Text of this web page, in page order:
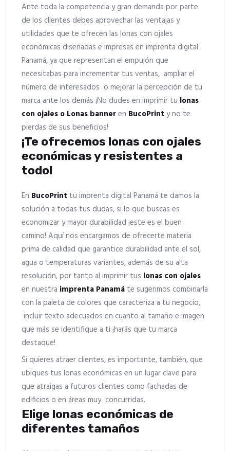
Ante toda la competencia y gran demanda por parte
de los clientes debes aprovechar las ventajas y
utilidades que te ofrecen las lonas con ojales
económicas diseñadas e impresas en imprenta digital
Panamá, ya que representan el empujón que
necesitabas para incrementar tus ventas, ampliar el
número de interesados o mejorar la percepción de tu
marca ante los demás ¡No dudes en imprimir tu lonas
con ojales o Lonas banneren BucoPrinty no te
pierdas de sus beneficios!
¡Te ofrecemos lonas con ojales
económicas y resistentes a
todo!
En BucoPrint tu imprenta digital Panamá te damos la
solución a todas tus dudas, si lo que buscas es
economizar y mayor durabilidad ¡este es el buen
camino! Aquí nos encargamos de ofrecerte materia
prima de calidad que garantice durabilidad ante el sol,
agua o temperaturas variantes, además de su alta
resolución, por tanto al imprimir tus lonas con ojales
en nuestra imprenta Panamá te sugerimos combinarla
con la paleta de colores que caracteriza a tu negocio,
incluir texto adecuados en cuanto al tamaño e imagen
que más se identifique a ti ¡harás que tu marca
destaque!
Si quieres atraer clientes, es importante, también, que
ubiques tus lonas económicas en un lugar clave para
que atraigas a futuros clientes como fachadas de
edificios o en áreas muy concurridas.
Elige lonas económicas de
diferentes tamaños